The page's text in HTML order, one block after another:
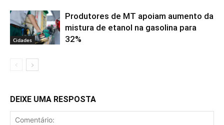
Cidades
Produtores de MT apoiam aumento da
mistura de etanol na gasolina para
32%
DEIXE UMA RESPOSTA